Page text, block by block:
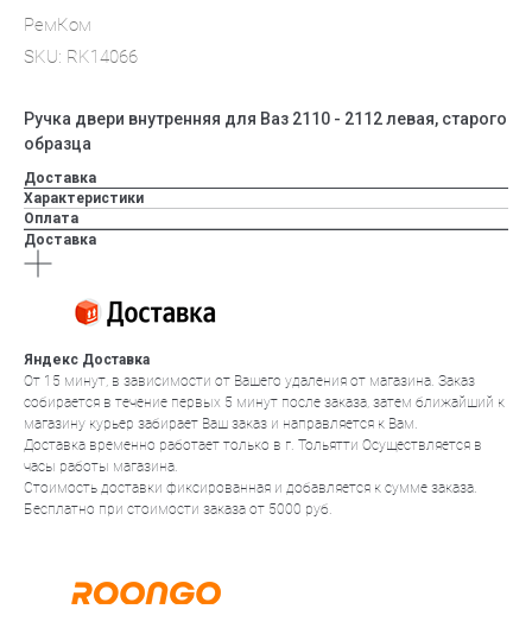
РемКом
SKU: RK14066
Ручка двери внутренняя для Ваз 2110 - 2112 левая, старого
образца
Доставка
Характеристики
Оплата
Доставка
Яндекс Доставка
От 15 минут, в зависимости от Вашего удаления от магазина. Заказ
собирается в течение первых 5 минут после заказа, затем ближайший к
магазину курьер забирает Ваш заказ и направляется к Вам.
Доставка временно работает только в г. Тольятти Осуществляется в
часы работы магазина.
Стоимость доставки фиксированная и добавляется к сумме заказа.
Бесплатно при стоимости заказа от 5000 руб.